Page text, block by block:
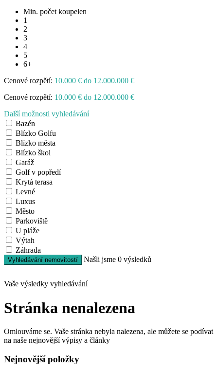
Min. počet koupelen
1
2
3
4
5
6+
Cenové rozpětí: 10.000 € do 12.000.000 €
Cenové rozpětí: 10.000 € do 12.000.000 €
Další možnosti vyhledávání
Bazén
Blízko Golfu
Blízko města
Blízko škol
Garáž
Golf v popředí
Krytá terasa
Levné
Luxus
Město
Parkoviště
U pláže
Výtah
Záhrada
Vyhledávání nemovitostí Našli jsme0 výsledků
Vaše výsledky vyhledávání
Stránka nenalezena
Omlouváme se. Vaše stránka nebyla nalezena, ale můžete se podívat
na naše nejnovější výpisy a články
Nejnovější položky